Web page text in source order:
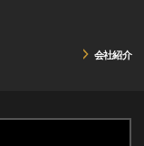
会社紹介